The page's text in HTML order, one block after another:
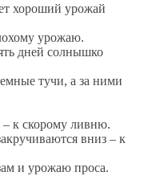
хороший урожай
урожаю.
дней солнышко
тучи, а за ними
– к скорому ливню.
вниз – к
и урожаю проса.